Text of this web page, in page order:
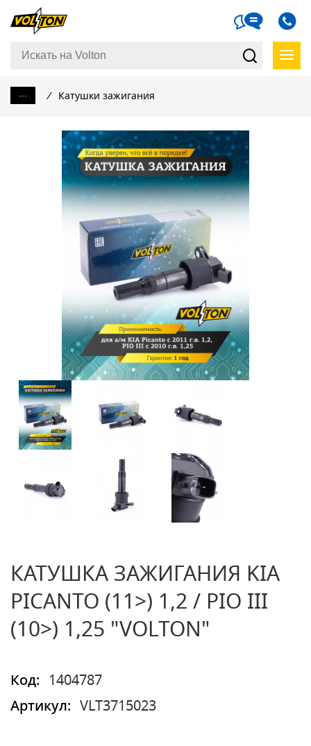
... / Катушки зажигания
КАТУШКА ЗАЖИГАНИЯ KIA
PICANTO (11>) 1,2 / PIO III
(10>) 1,25 "VOLTON"
Код:
1404787
Артикул:
VLT3715023